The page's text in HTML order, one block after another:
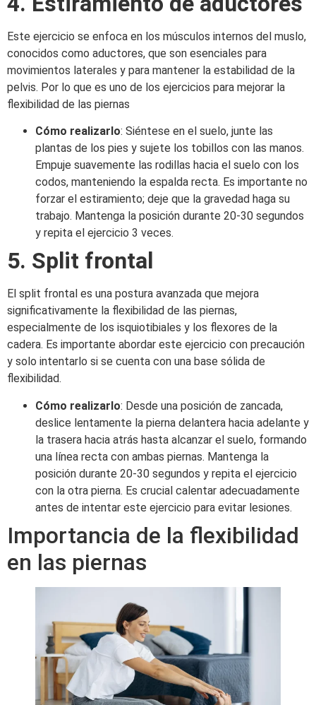
Este ejercicio se enfoca en los músculos internos del muslo,
conocidos como aductores, que son esenciales para
movimientos laterales y para mantener la estabilidad de la
pelvis.​ Por lo que es uno de los ejercicios para mejorar la
flexibilidad de las piernas
Cómo realizarlo: Siéntese en el suelo, junte las
plantas de los pies y sujete los tobillos con las manos.
Empuje suavemente las rodillas hacia el suelo con los
codos, manteniendo la espalda recta. Es importante no
forzar el estiramiento; deje que la gravedad haga su
trabajo. Mantenga la posición durante 20-30 segundos
y repita el ejercicio 3 veces.​
5. Split frontal
El split frontal es una postura avanzada que mejora
significativamente la flexibilidad de las piernas,
especialmente de los isquiotibiales y los flexores de la
cadera. Es importante abordar este ejercicio con precaución
y solo intentarlo si se cuenta con una base sólida de
flexibilidad.​
Cómo realizarlo: Desde una posición de zancada,
deslice lentamente la pierna delantera hacia adelante y
la trasera hacia atrás hasta alcanzar el suelo, formando
una línea recta con ambas piernas. Mantenga la
posición durante 20-30 segundos y repita el ejercicio
con la otra pierna. Es crucial calentar adecuadamente
antes de intentar este ejercicio para evitar lesiones.​
Importancia de la flexibilidad
en las piernas